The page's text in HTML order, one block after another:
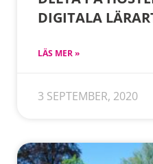
DIGITALA
LÄS MER »
3 SEPTEMBER, 2020